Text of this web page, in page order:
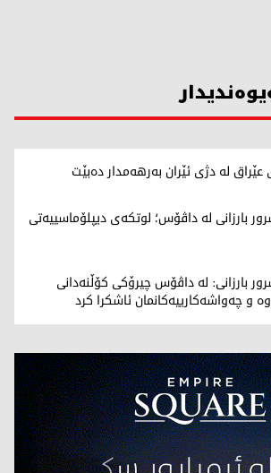
له‌ دژی ئێران به‌رهه‌مدار ده‌بێت
بارزانی لە داڤۆس؛ لوتکەی دیپلۆماسییەتی
بارزانی: لە داڤۆس چیرۆکی کۆڵنەدانی
و چەواشەکارییەکانمان ئاشکرا کرد